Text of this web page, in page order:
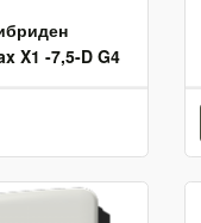
X1 -7,5-D G4